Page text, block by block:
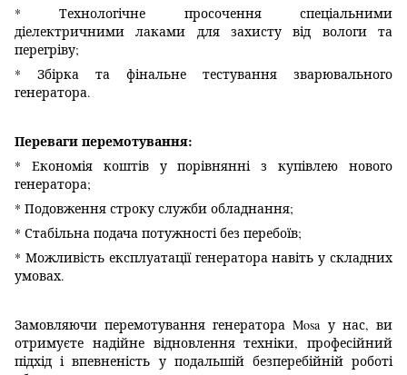
* Технологічне просочення спеціальними
діелектричними лаками для захисту від вологи та
перегріву;
* Збірка та фінальне тестування зварювального
генератора.
Переваги перемотування:
* Економія коштів у порівнянні з купівлею нового
генератора;
* Подовження строку служби обладнання;
* Стабільна подача потужності без перебоїв;
* Можливість експлуатації генератора навіть у складних
умовах.
Замовляючи перемотування генератора Mosa у нас, ви
отримуєте надійне відновлення техніки, професійний
підхід і впевненість у подальшій безперебійній роботі